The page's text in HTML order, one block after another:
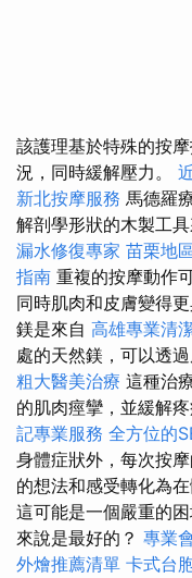
該護理基於特殊的按
況，同時緩解壓力。
新北按摩服務 馬德羅
解剖學形狀的木製工
漏水修復專家 苗栗地
指南 重複的按摩動作
同時肌肉和皮膚變得更
鎂是來自 高雄專業清
處的天然鎂，可以透過
粗大醫美治療 這種治
的肌肉痙攣，並緩解疼
記專業服務 全方位的
身體症狀外，每次按
的想法和感受轉化為
這可能是一個嚴重的
來說是最好的？ 專業
外燴推薦清單 卡式台